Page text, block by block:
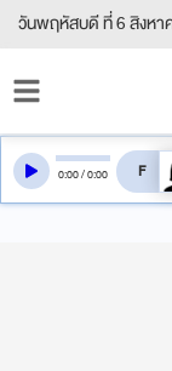
วันพฤหัสบดี ที่ 6 สิงหา
0:00/0:00